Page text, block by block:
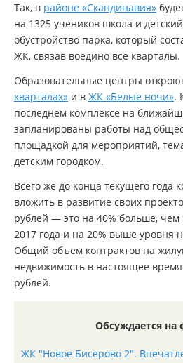
Так, в районе «Скандинавия»
на 1325 учеников школа и
обустройство парка, который
ЖК, связав воедино все кварталы.
Образовательные центры
кварталах» и в ЖК «Белые ночи».
последнем комплексе на
запланированы работы над
площадкой для мероприятий,
детским городком.
Всего же до конца текущего года
вложить в развитие своих
рублей — это на 40% больше, чем
2017 года и на 20% выше уровня
Общий объем контрактов на
недвижимость в настоящее
рублей.
Обсуждается на
ЖК "Новое Бисерово 2".